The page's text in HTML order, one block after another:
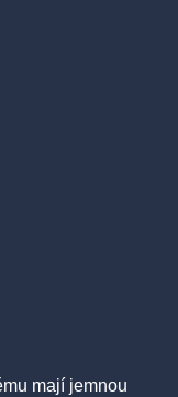
mají jemnou